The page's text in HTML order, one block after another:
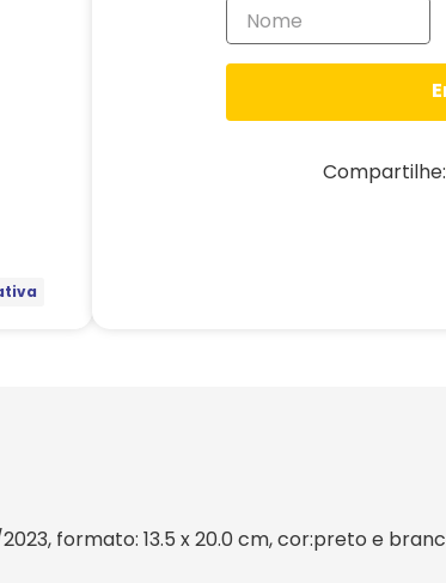
Compartilhe:
formato: 13.5 x 20.0 cm, cor:preto e